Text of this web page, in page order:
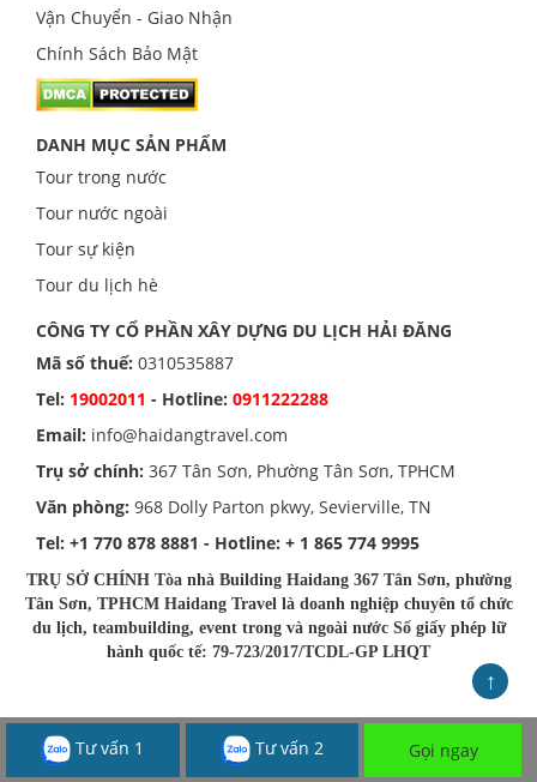
Vận Chuyển - Giao Nhận
Chính Sách Bảo Mật
DANH MỤC SẢN PHẨM
Tour trong nước
Tour nước ngoài
Tour sự kiện
Tour du lịch hè
CÔNG TY CỔ PHẦN XÂY DỰNG DU LỊCH HẢI ĐĂNG
Mã số thuế: 0310535887
Tel: 19002011 - Hotline: 0911222288
Email: info@haidangtravel.com
Trụ sở chính: 367 Tân Sơn, Phường Tân Sơn, TPHCM
Văn phòng: 968 Dolly Parton pkwy, Sevierville, TN
Tel: +1 770 878 8881 - Hotline: + 1 865 774 9995
↑
Tư vấn 1 Tư vấn 2 Gọi ngay
TRỤ SỞ CHÍNH Tòa nhà Building Haidang 367 Tân Sơn, phường
Tân Sơn, TPHCM Haidang Travel là doanh nghiệp chuyên tổ chức
du lịch, teambuilding, event trong và ngoài nước Số giấy phép lữ
hành quốc tế: 79-723/2017/TCDL-GP LHQT